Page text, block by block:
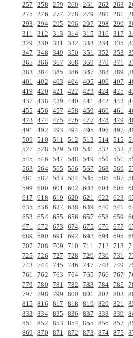
257
258 259 260 261 262 263
275
276 277 278 279 280 281
293
294 295 296 297 298 299
311
312 313 314 315 316 317
329
330 331 332 333 334 335
347
348 349 350 351 352 353
365
366 367 368 369 370 371
383
384 385 386 387 388 389
401
402 403 404 405 406 407
419
420 421 422 423 424 425
437
438 439 440 441 442 443
455
456 457 458 459 460 461
473
474 475 476 477 478 479
491
492 493 494 495 496 497
509
510 511 512 513 514 515
527
528 529 530 531 532 533
545
546 547 548 549 550 551
563
564 565 566 567 568 569
581
582 583 584 585 586 587
599
600 601 602 603 604 605
617
618 619 620 621 622 623
635
636 637 638 639 640 641
653
654 655 656 657 658 659
671
672 673 674 675 676 677
689
690 691 692 693 694 695
707
708 709 710 711 712 713
725
726 727 728 729 730 731
743
744 745 746 747 748 749
761
762 763 764 765 766 767
779
780 781 782 783 784 785
797
798 799 800 801 802 803
815
816 817 818 819 820 821
833
834 835 836 837 838 839
851
852 853 854 855 856 857
869
870 871 872 873 874 875